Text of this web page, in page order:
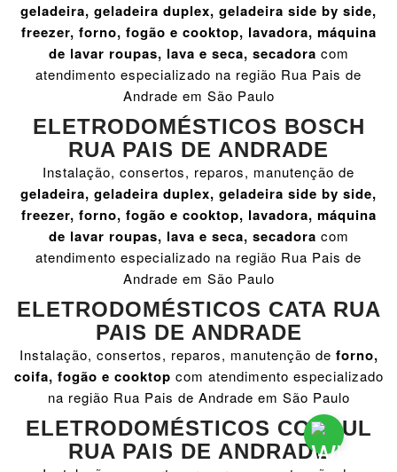
geladeira, geladeira duplex, geladeira side by side,
freezer, forno, fogão e cooktop, lavadora, máquina
de lavar roupas, lava e seca, secadora com
atendimento especializado na região Rua Pais de
Andrade em São Paulo
ELETRODOMÉSTICOS BOSCH
RUA PAIS DE ANDRADE
Instalação, consertos, reparos, manutenção de
geladeira, geladeira duplex, geladeira side by side,
freezer, forno, fogão e cooktop, lavadora, máquina
de lavar roupas, lava e seca, secadora com
atendimento especializado na região Rua Pais de
Andrade em São Paulo
ELETRODOMÉSTICOS CATA RUA
PAIS DE ANDRADE
Instalação, consertos, reparos, manutenção de forno,
coifa, fogão e cooktop com atendimento especializado
na região Rua Pais de Andrade em São Paulo
ELETRODOMÉSTICOS CONSUL
RUA PAIS DE ANDRADE